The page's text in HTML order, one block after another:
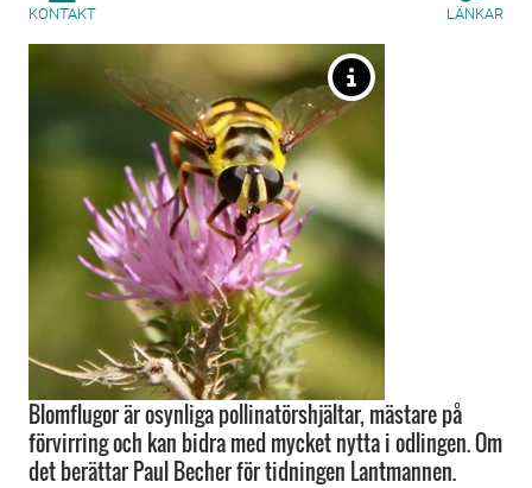
KONTAKT LÄNKAR
Blomflugor är osynliga pollinatörshjältar, mästare på
förvirring och kan bidra med mycket nytta i odlingen. Om
det berättar Paul Becher för tidningen Lantmannen.